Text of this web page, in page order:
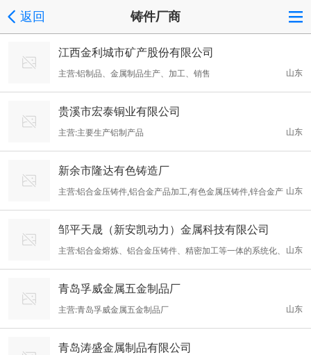
返回 铸件厂商
江西金利城市矿产股份有限公司
山东
主营:铝制品、金属制品生产、加工、销售
贵溪市宏泰铜业有限公司
山东
主营:主要生产铝制产品
新余市隆达有色铸造厂
山东
主营:铝合金压铸件,铝合金产品加工,有色金属压铸件,锌合金产
品加工,有色金属来料加工,定..
邹平天晟（新安凯动力）金属科技有限公司
山东
主营:铝合金熔炼、铝合金压铸件、精密加工等一体的系统化、
专业化汽车零部件生产的高科
青岛孚威金属五金制品厂
山东
主营:青岛孚威金属五金制品厂
青岛涛盛金属制品有限公司